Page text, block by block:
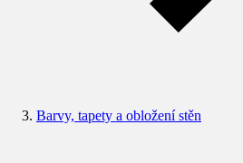
Barvy, tapety a obložení stěn